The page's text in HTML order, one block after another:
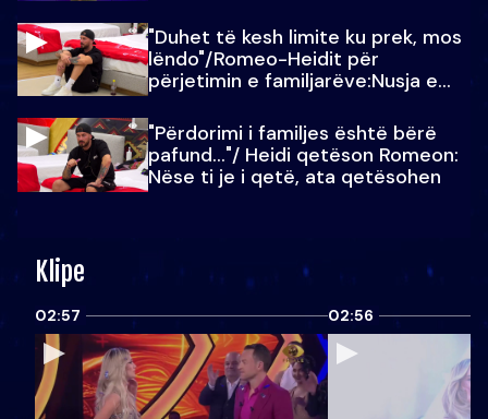
"Duhet të kesh limite ku prek, mos
lëndo"/Romeo-Heidit për
përjetimin e familjarëve:Nusja e
"Përdorimi i familjes është bërë
pafund…"/ Heidi qetëson Romeon:
Nëse ti je i qetë, ata qetësohen
Klipe
02:57 02:56